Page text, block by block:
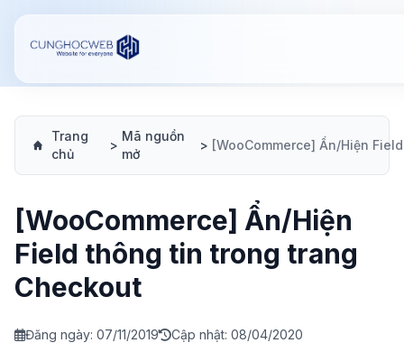
Trang
chủ
>
Mã nguồn
mở
>
[WooCommerce] Ẩn/Hiện
Field thông tin trong trang
Checkout
Đăng ngày: 07/11/2019 Cập nhật: 08/04/2020